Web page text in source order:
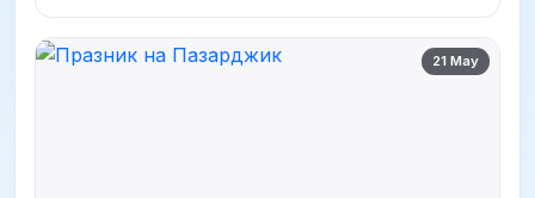
21 May